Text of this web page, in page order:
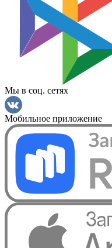
Мы в соц. сетях
Мобильное приложение